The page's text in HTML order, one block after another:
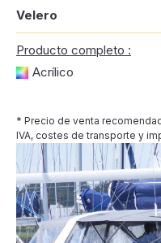
Velero
Producto completo :
Acrílico
* Precio de venta
IVA, costes de transporte y